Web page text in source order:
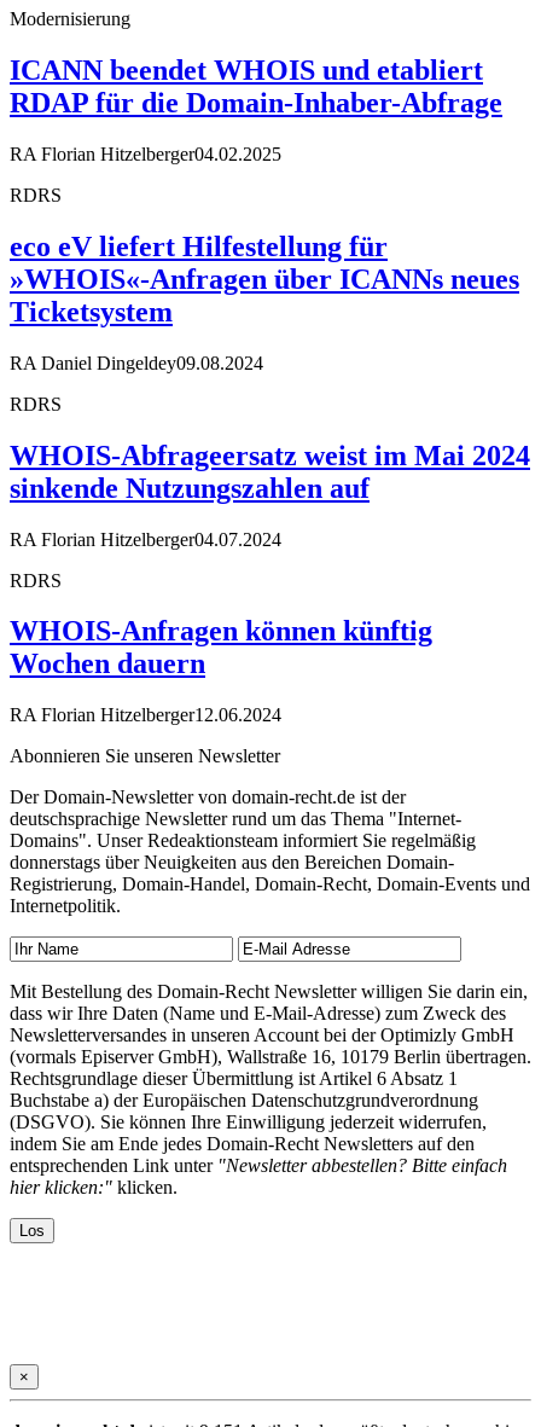
Modernisierung
ICANN beendet WHOIS und etabliert
RDAP für die Domain-Inhaber-Abfrage
RA Florian Hitzelberger04.02.2025
RDRS
eco eV liefert Hilfestellung für
»WHOIS«-Anfragen über ICANNs neues
Ticketsystem
RA Daniel Dingeldey09.08.2024
RDRS
WHOIS-Abfrageersatz weist im Mai 2024
sinkende Nutzungszahlen auf
RA Florian Hitzelberger04.07.2024
RDRS
WHOIS-Anfragen können künftig
Wochen dauern
RA Florian Hitzelberger12.06.2024
Abonnieren Sie unseren Newsletter
Der Domain-Newsletter von domain-recht.de ist der
deutschsprachige Newsletter rund um das Thema "Internet-
Domains". Unser Redeaktionsteam informiert Sie regelmäßig
donnerstags über Neuigkeiten aus den Bereichen Domain-
Registrierung, Domain-Handel, Domain-Recht, Domain-Events und
Internetpolitik.
Mit Bestellung des Domain-Recht Newsletter willigen Sie darin ein,
dass wir Ihre Daten (Name und E-Mail-Adresse) zum Zweck des
Newsletterversandes in unseren Account bei der Optimizly GmbH
(vormals Episerver GmbH), Wallstraße 16, 10179 Berlin übertragen.
Rechtsgrundlage dieser Übermittlung ist Artikel 6 Absatz 1
Buchstabe a) der Europäischen Datenschutzgrundverordnung
(DSGVO). Sie können Ihre Einwilligung jederzeit widerrufen,
indem Sie am Ende jedes Domain-Recht Newsletters auf den
entsprechenden Link unter "Newsletter abbestellen? Bitte einfach
hier klicken:" klicken.
×